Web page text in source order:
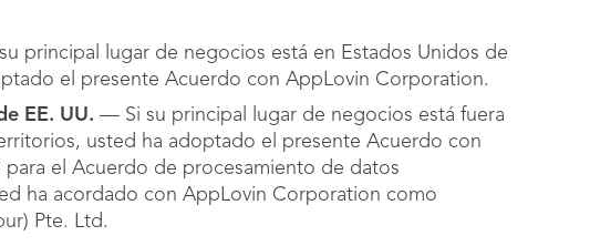
principal lugar de negocios está en Estados Unidos de
el presente Acuerdo con AppLovin Corporation.
EE. UU. — Si su principal lugar de negocios está fuera
usted ha adoptado el presente Acuerdo con
el Acuerdo de procesamiento de datos
ha acordado con AppLovin Corporation como
Pte. Ltd.